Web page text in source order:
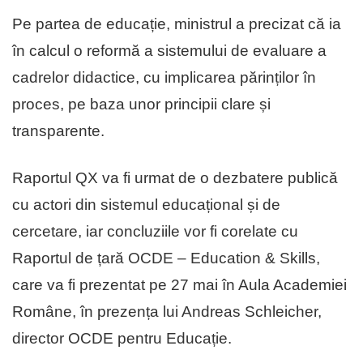
Pe partea de educație, ministrul a precizat că ia
în calcul o reformă a sistemului de evaluare a
cadrelor didactice, cu implicarea părinților în
proces, pe baza unor principii clare și
transparente.
Raportul QX va fi urmat de o dezbatere publică
cu actori din sistemul educațional și de
cercetare, iar concluziile vor fi corelate cu
Raportul de țară OCDE – Education & Skills,
care va fi prezentat pe 27 mai în Aula Academiei
Române, în prezența lui Andreas Schleicher,
director OCDE pentru Educație.